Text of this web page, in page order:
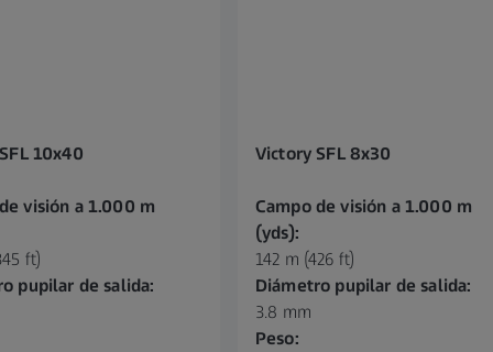
10x40
visión a 1.000 m
ft)
pupilar de salida:
Victory SFL 8x30
Campo de visión a 1.000 m
(yds):
142 m (426 ft)
Diámetro pupilar de salida:
3.8 mm
Peso: